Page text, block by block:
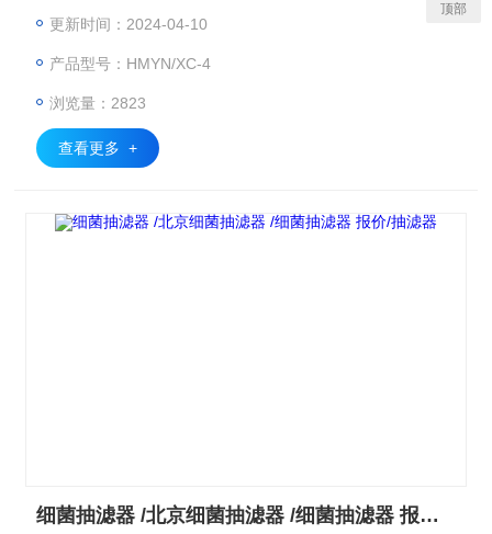
底座，滤器的多小孔平面上装上浸泡的滤膜，放上不锈钢滤器
更新时间：2024-04-10
产品型号：HMYN/XC-4
浏览量：2823
查看更多 +
细菌抽滤器 /北京细菌抽滤器 /细菌抽滤器 报价/抽滤器
顶部